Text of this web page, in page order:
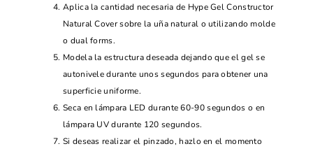
Aplica la cantidad necesaria de Hype Gel Constructor
Natural Cover sobre la uña natural o utilizando molde
o dual forms.
Modela la estructura deseada dejando que el gel se
autonivele durante unos segundos para obtener una
superficie uniforme.
Seca en lámpara LED durante 60-90 segundos o en
lámpara UV durante 120 segundos.
Si deseas realizar el pinzado, hazlo en el momento